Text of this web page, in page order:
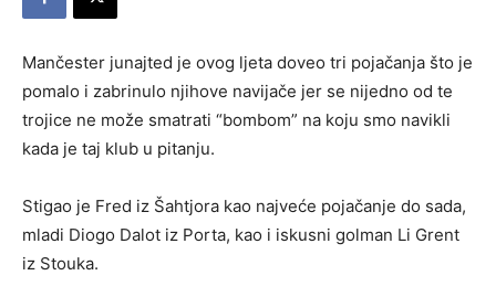
Mančester junajted je ovog ljeta doveo tri pojačanja što je
pomalo i zabrinulo njihove navijače jer se nijedno od te
trojice ne može smatrati “bombom” na koju smo navikli
kada je taj klub u pitanju.
Stigao je Fred iz Šahtjora kao najveće pojačanje do sada,
mladi Diogo Dalot iz Porta, kao i iskusni golman Li Grent
iz Stouka.